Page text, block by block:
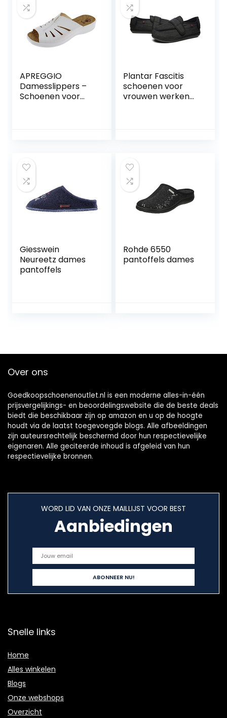
APREGGIO
Damesslippers –
Schoenen voor
Plantar Fascitis
schoenen voor
vrouwen werken
wandelschoenen
comfortabele
ouderen outdoor
sneakers voor
binnen outdoor
Giesswein
Neureetz dames
pantoffels
Rohde 6550
pantoffels dames
Over ons
Goedkoopschoenenoutlet.nl is een moderne alles-in-één
prijsvergelijkings- en beoordelingswebsite die de beste deals
biedt die beschikbaar zijn op amazon en u op de hoogte
houdt via de laatst toegevoegde blogs. Alle afbeeldingen
zijn auteursrechtelijk beschermd door hun respectievelijke
eigenaren. Alle geciteerde inhoud is afgeleid van hun
respectievelijke bronnen.
WORD LID VAN ONZE MAILLIJST VOOR BEST
Aanbiedingen
Snelle links
Home
Alles winkelen
Blogs
Onze webshops
Overzicht